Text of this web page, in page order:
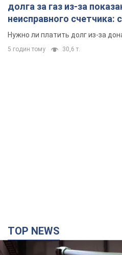
долга за газ из-за
неисправного счетчика:
вынес неожиданное
Нужно ли платить долг из-за
5 годин тому 30,6 т.
TOP NEWS